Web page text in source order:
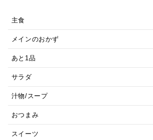
主食
メインのおかず
あと1品
サラダ
汁物/スープ
おつまみ
スイーツ